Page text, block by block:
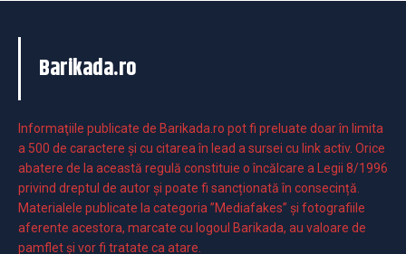
Barikada.ro
Informaţiile publicate de Barikada.ro pot fi preluate doar în limita
a 500 de caractere şi cu citarea în lead a sursei cu link activ. Orice
abatere de la această regulă constituie o încălcare a Legii 8/1996
privind dreptul de autor și poate fi sancționată în consecință.
Materialele publicate la categoria ”Mediafakes” și fotografiile
aferente acestora, marcate cu logoul Barikada, au valoare de
pamflet și vor fi tratate ca atare.